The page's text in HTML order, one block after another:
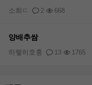
2 668
소희ㄷ
양배추쌈
13 1765
하헿히호훙